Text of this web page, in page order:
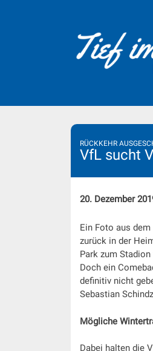
RÜCKKEHR
VfL sucht
20. Dezember
Ein Foto aus
zurück in der
Park zum
Doch ein
definitiv nicht
Sebastian
Mögliche
Dabei halten die